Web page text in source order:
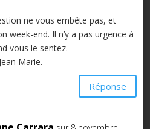
ne vous embête pas, et
week-end. Il n’y a pas urgence à
vous le sentez.
Marie.
Réponse